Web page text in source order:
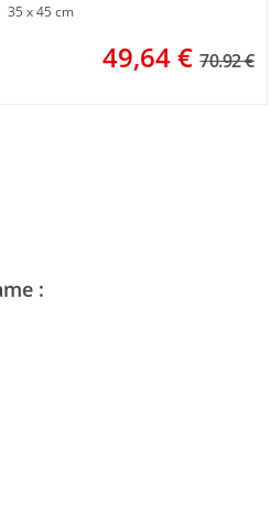
35 x 45 cm
49,64€ 70.92 €
: